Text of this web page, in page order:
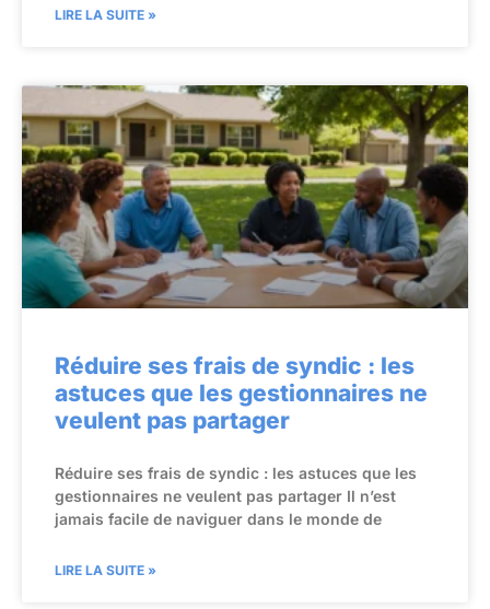
LIRE LA SUITE »
Réduire ses frais de syndic : les
astuces que les gestionnaires ne
veulent pas partager
Réduire ses frais de syndic : les astuces que les
gestionnaires ne veulent pas partager Il n’est
jamais facile de naviguer dans le monde de
LIRE LA SUITE »